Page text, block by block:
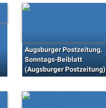
Augsburger Postzeitung.
Sonntags-Beiblatt
(Augsburger Postzeitung)